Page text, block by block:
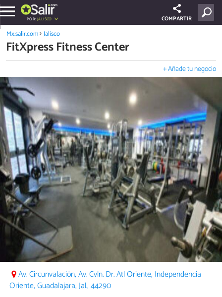
POR:JALISCO COMPARTIR
Mx.salir.com Jalisco
FitXpress Fitness Center
+ Añade tu negocio
Av. Circunvalación, Av. Cvln. Dr. Atl Oriente, Independencia
Oriente, Guadalajara, Jal., 44290